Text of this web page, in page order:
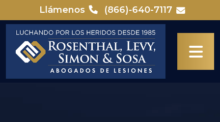
content
Llámenos (866)-640-7117